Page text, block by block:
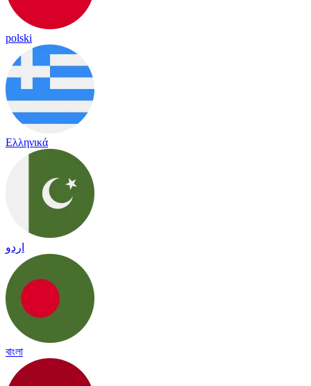
polski
Ελληνικά
اردو
বাংলা